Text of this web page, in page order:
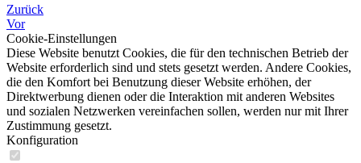
Zurück
Vor
Cookie-Einstellungen
Diese Website benutzt Cookies, die für den technischen Betrieb der
Website erforderlich sind und stets gesetzt werden. Andere Cookies,
die den Komfort bei Benutzung dieser Website erhöhen, der
Direktwerbung dienen oder die Interaktion mit anderen Websites
und sozialen Netzwerken vereinfachen sollen, werden nur mit Ihrer
Zustimmung gesetzt.
Konfiguration